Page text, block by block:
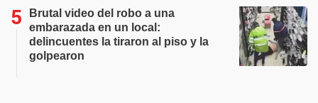
Brutal video del robo a una
embarazada en un local:
delincuentes la tiraron al piso y la
golpearon